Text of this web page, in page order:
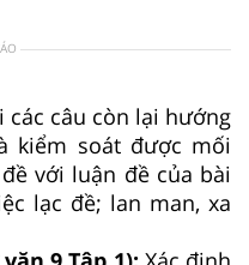
câu còn lại hướng
kiểm soát được mối
với luận đề của bài
lạc đề; lan man, xa